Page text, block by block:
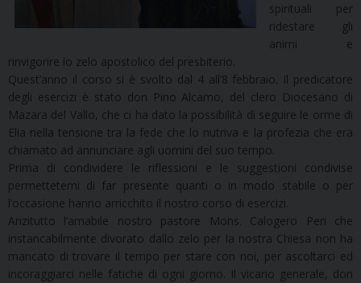
spirituali per
ridestare gli
animi e
rinvigorire lo zelo apostolico del presbiterio.
Quest’anno il corso si è svolto dal 4 all’8 febbraio. Il predicatore
degli esercizi è stato don Pino Alcamo, del clero Diocesano di
Mazara del Vallo, che ci ha dato la possibilità di seguire le orme di
Elia nella tensione tra la fede che lo nutriva e la profezia che era
chiamato ad annunciare agli uomini del suo tempo.
Prima di condividere le riflessioni e le suggestioni condivise
permettetemi di far presente quanti o in modo stabile o per
l’occasione hanno arricchito il nostro corso di esercizi.
Anzitutto l’amabile nostro pastore Mons. Calogero Peri che
instancabilmente divorato dallo zelo per la nostra Chiesa non ha
mancato di trovare il tempo per stare con noi, per ascoltarci ed
incoraggiarci nelle fatiche di ogni giorno. Il vicario generale, don